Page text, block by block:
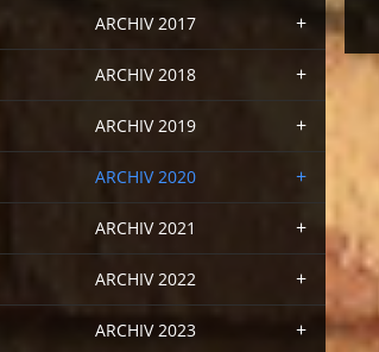
ARCHIV 2017
ARCHIV 2018
ARCHIV 2019
ARCHIV 2020
ARCHIV 2021
ARCHIV 2022
ARCHIV 2023